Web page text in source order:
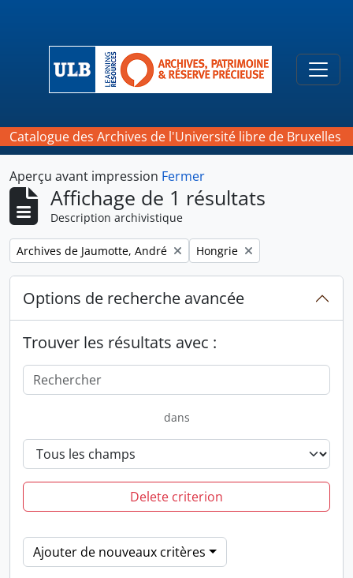
Catalogue des Archives de l'Université libre de Bruxelles
Aperçu avant impression Fermer
Affichage de 1 résultats
Description archivistique
Remove filter:
Archives de Jaumotte, André Remove filter:
Hongrie
Options de recherche avancée
Trouver les résultats avec :
dans
Delete criterion
Ajouter de nouveaux critères